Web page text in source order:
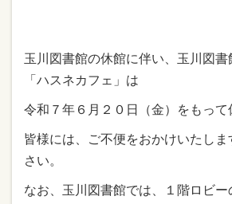
玉川図書館の休館に伴い、玉川図書
「ハスネカフェ」は
令和７年６月２０日（金）をもって
皆様には、ご不便をおかけいたし
さい。
なお、玉川図書館では、１階ロビ